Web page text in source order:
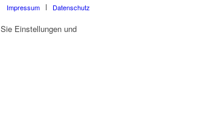
Impressum Datenschutz
Einstellungen und